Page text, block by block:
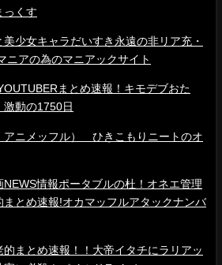
っくす
少女キャラだいすき永遠の非リア充・
ニアの為のマニアックサイト
まとめ速報！キモデブおた
激動の1750日
アニメッフル） ひきこもりニートのオ
情報ポータブルの杜！オネエ管理
まとめ速報!オカマッフルアタックナンバ
まとめ速報！！大帝イタチにラリアッ